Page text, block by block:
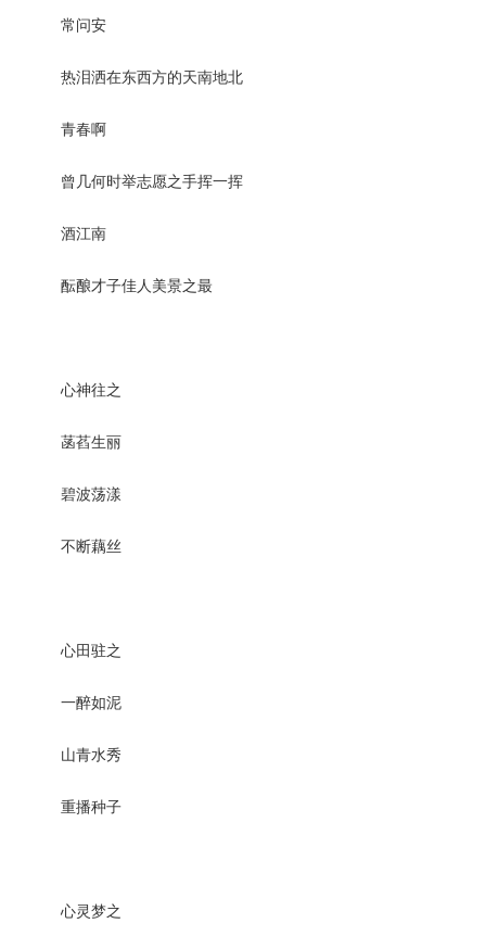
常问安
热泪洒在东西方的天南地北
青春啊
曾几何时举志愿之手挥一挥
酒江南
酝酿才子佳人美景之最
心神往之
菡萏生丽
碧波荡漾
不断藕丝
心田驻之
一醉如泥
山青水秀
重播种子
心灵梦之